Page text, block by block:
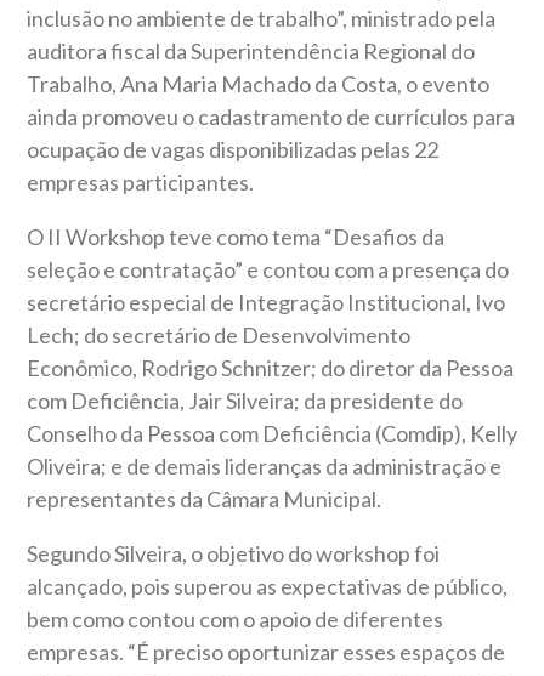
inclusão no ambiente de trabalho”, ministrado pela
auditora fiscal da Superintendência Regional do
Trabalho, Ana Maria Machado da Costa, o evento
ainda promoveu o cadastramento de currículos para
ocupação de vagas disponibilizadas pelas 22
empresas participantes.
O II Workshop teve como tema “Desafios da
seleção e contratação” e contou com a presença do
secretário especial de Integração Institucional, Ivo
Lech; do secretário de Desenvolvimento
Econômico, Rodrigo Schnitzer; do diretor da Pessoa
com Deficiência, Jair Silveira; da presidente do
Conselho da Pessoa com Deficiência (Comdip), Kelly
Oliveira; e de demais lideranças da administração e
representantes da Câmara Municipal.
Segundo Silveira, o objetivo do workshop foi
alcançado, pois superou as expectativas de público,
bem como contou com o apoio de diferentes
empresas. “É preciso oportunizar esses espaços de